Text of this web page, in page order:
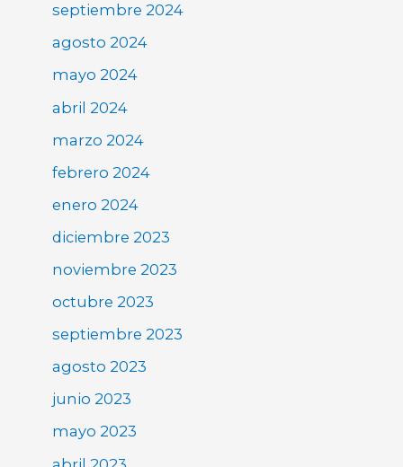
septiembre 2024
agosto 2024
mayo 2024
abril 2024
marzo 2024
febrero 2024
enero 2024
diciembre 2023
noviembre 2023
octubre 2023
septiembre 2023
agosto 2023
junio 2023
mayo 2023